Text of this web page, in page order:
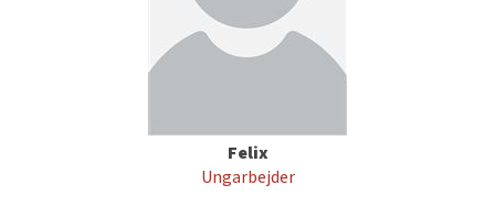
Felix
Ungarbejder